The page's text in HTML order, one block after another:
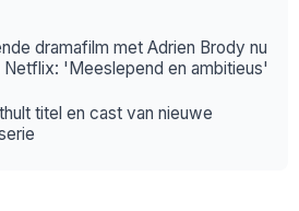
dramafilm met Adrien Brody nu
Netflix: 'Meeslepend en ambitieus'
titel en cast van nieuwe